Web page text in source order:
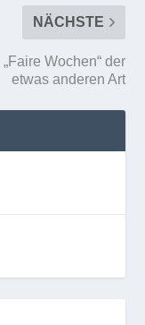
NÄCHSTE
„Faire Wochen“ der
etwas anderen Art